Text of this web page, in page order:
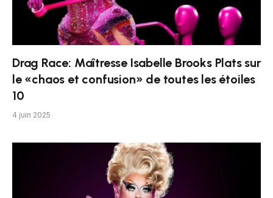
Drag Race: Maîtresse Isabelle Brooks Plats sur
le «chaos et confusion» de toutes les étoiles
10
4 juin 2025